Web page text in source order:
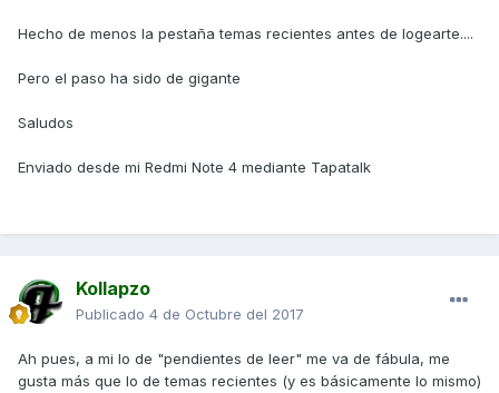
Hecho de menos la pestaña temas recientes antes de logearte....
Pero el paso ha sido de gigante
Saludos
Enviado desde mi Redmi Note 4 mediante Tapatalk
Kollapzo
Publicado 4 de Octubre del 2017
Ah pues, a mi lo de "pendientes de leer" me va de fábula, me
gusta más que lo de temas recientes (y es básicamente lo mismo)